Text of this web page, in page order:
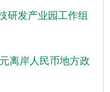
研发产业园工作组
离岸人民币地方政